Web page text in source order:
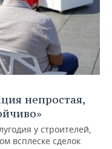
непростая,
у строителей,
всплеске сделок